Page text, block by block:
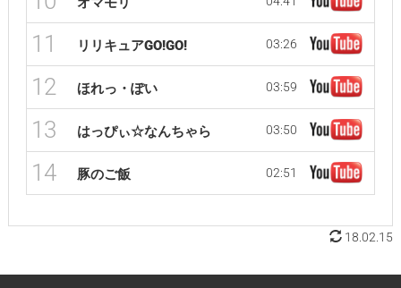
11 リリキュアGO!GO! 03:26
12 ほれっ・ぽい 03:59
13 はっぴぃ☆なんちゃら 03:50
14 豚のご飯 02:51
18.02.15